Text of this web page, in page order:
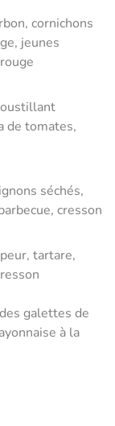
cornichons
jeunes
de tomates,
séchés,
cresson
tartare,
galettes de
à la